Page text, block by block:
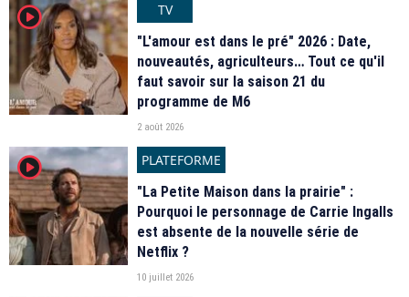
player2
TV
"L'amour est dans le pré" 2026 : Date,
nouveautés, agriculteurs… Tout ce qu'il
faut savoir sur la saison 21 du
programme de M6
2 août 2026
player2
PLATEFORME
"La Petite Maison dans la prairie" :
Pourquoi le personnage de Carrie Ingalls
est absente de la nouvelle série de
Netflix ?
10 juillet 2026